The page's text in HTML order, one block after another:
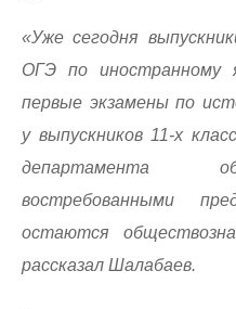
«Уже сегодня
ОГЭ по
первые экзамены по
у выпускников 11-х
департамента
востребованными
остаются
рассказал Шалабаев.